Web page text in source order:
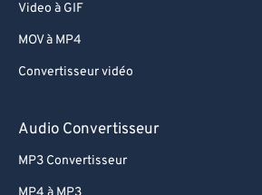
Video à GIF
MOV à MP4
Convertisseur vidéo
Audio Convertisseur
MP3 Convertisseur